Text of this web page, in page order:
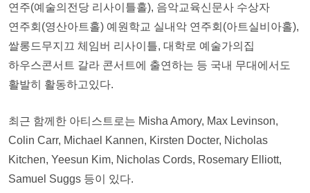
연주(예술의전당 리사이틀홀), 음악교육신문사 수상자
연주회(영산아트홀) 예원학교 실내악 연주회(아트실비아홀),
쌀롱드무지끄 체임버 리사이틀, 대학로 예술가의집
하우스콘서트 갈라 콘서트에 출연하는 등 국내 무대에서도
활발히 활동하고있다.
최근 함께한 아티스트로는 Misha Amory, Max Levinson,
Colin Carr, Michael Kannen, Kirsten Docter, Nicholas
Kitchen, Yeesun Kim, Nicholas Cords, Rosemary Elliott,
Samuel Suggs 등이 있다.